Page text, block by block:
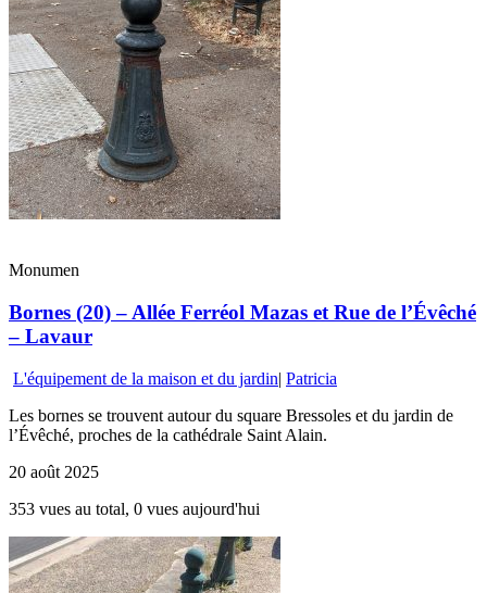
Monumen
Bornes (20) – Allée Ferréol Mazas et Rue de l’Évêché
– Lavaur
L'équipement de la maison et du jardin| Patricia
Les bornes se trouvent autour du square Bressoles et du jardin de
l’Évêché, proches de la cathédrale Saint Alain.
20 août 2025
353 vues au total, 0 vues aujourd'hui